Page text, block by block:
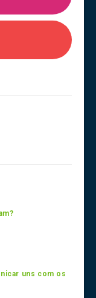
uns com os